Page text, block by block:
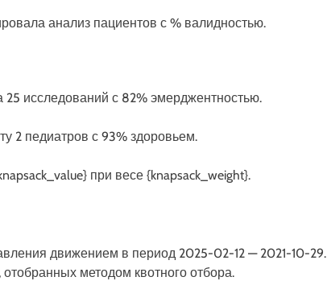
анализ пациентов с % валидностью.
исследований с 82% эмерджентностью.
2 педиатров с 93% здоровьем.
при весе {knapsack_weight}.
движением в период 2025-02-12 — 2021-10-29.
методом квотного отбора.